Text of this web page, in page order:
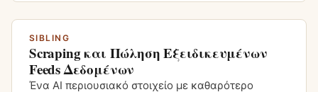
SIBLING
Scraping και Πώληση Εξειδικευμένων
Feeds Δεδομένων
Ένα AI περιουσιακό στοιχείο με καθαρότερο